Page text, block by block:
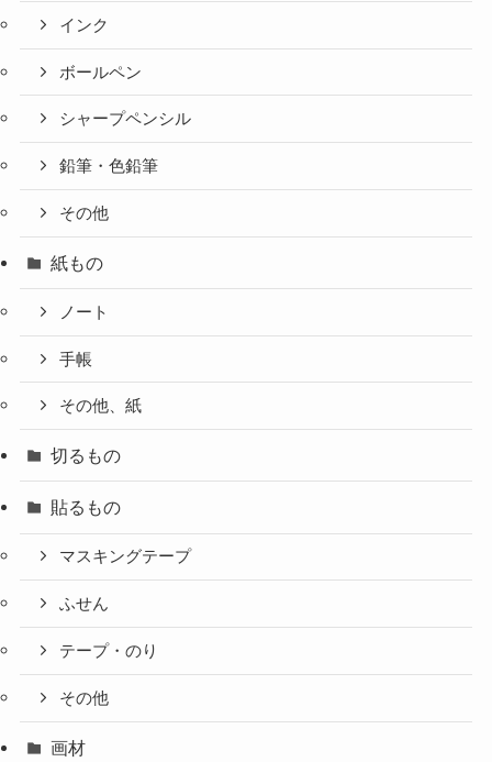
インク
ボールペン
シャープペンシル
鉛筆・色鉛筆
その他
紙もの
ノート
手帳
その他、紙
切るもの
貼るもの
マスキングテープ
ふせん
テープ・のり
その他
画材